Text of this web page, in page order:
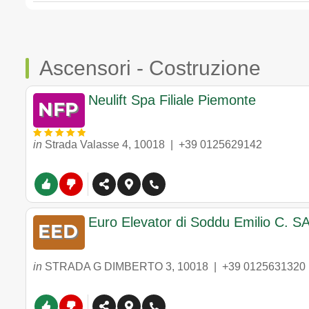
Ascensori - Costruzione
Neulift Spa Filiale Piemonte
in Strada Valasse 4, 10018 +39 0125629142
Euro Elevator di Soddu Emilio C.
in STRADA G DIMBERTO 3, 10018 +39 0125631320